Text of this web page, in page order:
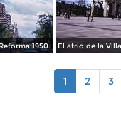
1950.
1 2 3